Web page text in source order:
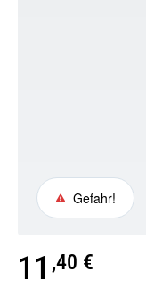
Gefahr!
Gefahr!
11 ,40 €